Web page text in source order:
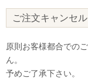
ご注文キャンセ
原則お客様都合での
ん。
予めご了承下さい。